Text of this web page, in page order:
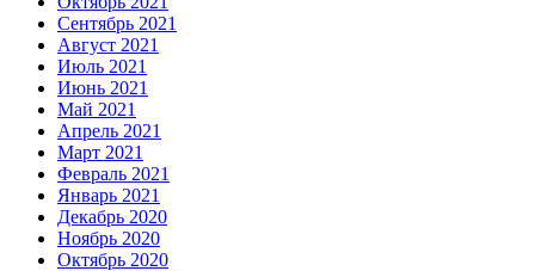
Сентябрь 2021
Август 2021
Июль 2021
Июнь 2021
Май 2021
Апрель 2021
Март 2021
Февраль 2021
Январь 2021
Декабрь 2020
Ноябрь 2020
Октябрь 2020